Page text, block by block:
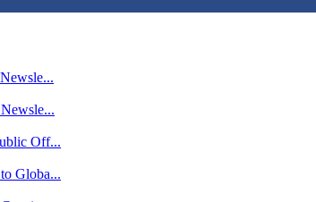
Off...
Globa...